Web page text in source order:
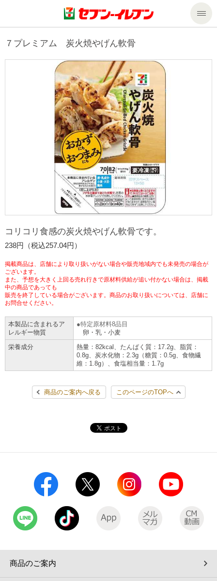
商品のご案内
商品のご案内トップ
商品カテゴリ一覧
セブンプレミアム
食の安全・安心への取組み
ギフト
ニンテンドー・ダウンロードカード
セール・キャンペーン
サービストップ
マルチコピー機でできること
マルチコピー機でできることトップ
コピー
スキャン
チケット
スポーツ振興くじ
学び・教育
宅配便
セブン銀行ATM
各種料金のお支払い
レジでApple Accountにチャージ
宅配ロッカー（店舗限定）
モバイルバッテリーシェアリング（店舗限定）
チケットサービス
チケットぴあ
CNプレイガイド
タワーレコード
停電時のサービス停止のお知らせ
企業情報トップ
ニュースリリース
企業理念
会社概要
貸借対照表・損益計算書
国内店舗数
売上高、店舗数推移
セブン‐イレブンの海外事業
データで見るセブン‐イレブン
セブン‐イレブンの「商品力」
セブン-イレブンの横顔
セブン-イレブンの歴史
私たちの取組み
サステナビリティ
サステナビリティトップ
セブン＆アイ・ホールディングスの重点課題
サステナビリティ活動基本方針
サステナビリティ推進体制
GREEN CHALLENGE 2050
4VISIONS
サステナビリティニュース
サステナビリティレポート
加盟店オーナー募集
アルバイト情報
店舗検索
ネットショッピング
お問い合わせ
Language
English (Corporate)
简体中文(服务)
７プレミアム 炭火焼やげん軟骨
コリコリ食感の炭火焼やげん軟骨です。
238円（税込257.04円）
掲載商品は、店舗により取り扱いがない場合や販売地域内でも未発売の場合が
ございます。
また、予想を大きく上回る売れ行きで原材料供給が追い付かない場合は、掲載
中の商品であっても
販売を終了している場合がございます。商品のお取り扱いについては、店舗に
お問合せください。
本製品に含まれるア
レルギー物質
特定原材料8品目
卵・乳・小麦
栄養成分
熱量：82kcal、たんぱく質：17.2g、脂質：
0.8g、炭水化物：2.3g（糖質：0.5g、食物繊
維：1.8g）、食塩相当量：1.7g
商品のご案内へ戻る このページのTOPへ
商品のご案内